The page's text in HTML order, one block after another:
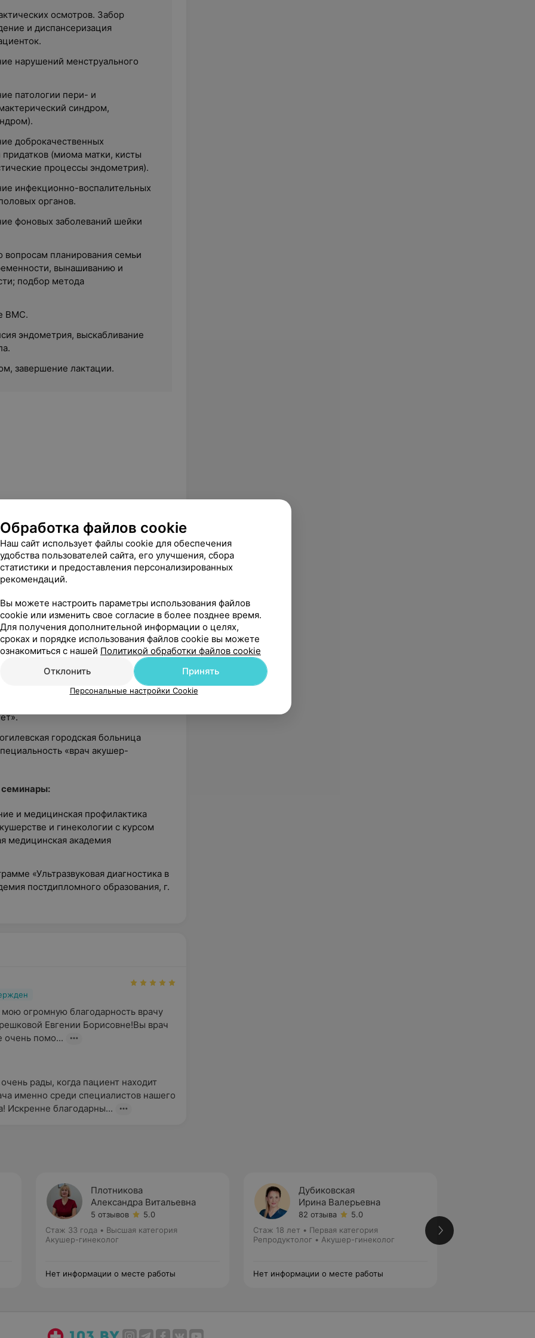
осмотров. Забор
и диспансеризация
нарушений менструального
патологии пери- и
синдром,
доброкачественных
придатков (миома матки, кисты
процессы эндометрия).
инфекционно-воспалительных
органов.
фоновых заболеваний шейки
вопросам планирования семьи
вынашиванию и
подбор метода
ВМС.
эндометрия, выскабливание
завершение лактации.
гинеколог), врач акушер-
больница скорой медицинской
МЦ «Генез».
ООО «Мединвестпрактик».
УЗ «Могилевский областной
ООО «Мединвестпрактик» (МЦ «Бест
государственный ордена Дружбы
.
городская больница
«врач акушер-
и медицинская профилактика
и гинекологии с курсом
медицинская академия
«Ультразвуковая диагностика в
постдипломного образования, г.
мою огромную благодарность врачу
Евгении Борисовне!Вы врач
очень помо...
рады, когда пациент находит
именно среди специалистов нашего
Искренне благодарны...
Плотникова
Александра Витальевна
5 отзывов
5.0
Стаж 33 года • Высшая категория
Акушер-гинеколог
Нет информации о месте работы
Дубиковская
Ирина Валерьевна
82 отзыва
5.0
Стаж 18 лет • Первая категория
Репродуктолог • Акушер-гинеколог
Нет информации о месте работы
Обработка файлов cookie
Наш сайт использует файлы cookie для обеспечения
удобства пользователей сайта, его улучшения, сбора
статистики и предоставления персонализированных
рекомендаций.
Вы можете настроить параметры использования файлов
cookie или изменить свое согласие в более позднее время.
Для получения дополнительной информации о целях,
сроках и порядке использования файлов cookie вы можете
ознакомиться с нашей Политикой обработки файлов cookie
Отклонить
Принять
Персональные настройки Cookie